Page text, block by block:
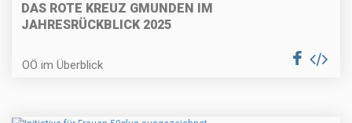
DAS ROTE KREUZ GMUNDEN IM
JAHRESRÜCKBLICK 2025
OÖ im Überblick